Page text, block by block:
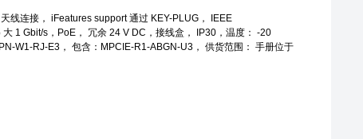
线连接， iFeatures support 通过 KEY-PLUG， IEEE
1 Gbit/s，PoE， 冗余 24 V DC，接线盒， IP30，温度： -20
W1-RJ-E3， 包含：MPCIE-R1-ABGN-U3， 供货范围： 手册位于